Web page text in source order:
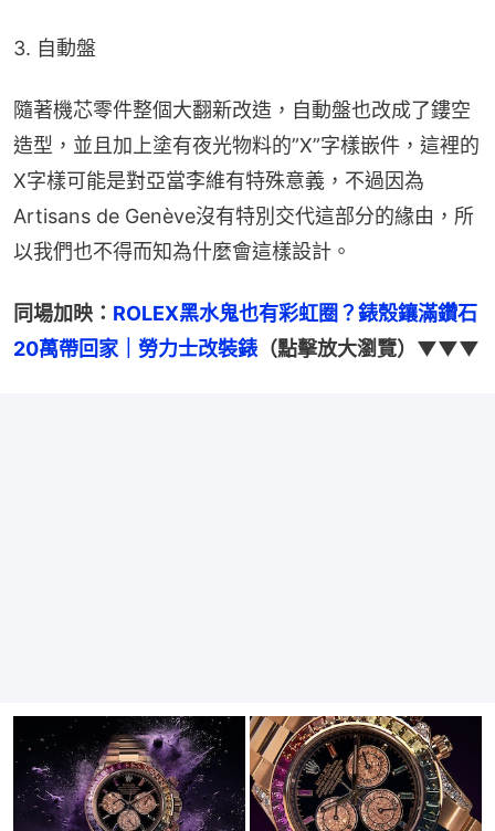
3. 自動盤
隨著機芯零件整個大翻新改造，自動盤也改成了鏤空
造型，並且加上塗有夜光物料的”X”字樣嵌件，這裡的
X字樣可能是對亞當李維有特殊意義，不過因為
Artisans de Genève沒有特別交代這部分的緣由，所
以我們也不得而知為什麼會這樣設計。
同場加映： ROLEX黑水鬼也有彩虹圈？錶殼鑲滿鑽石
20萬帶回家｜勞力士改裝錶（點擊放大瀏覽）▼▼▼